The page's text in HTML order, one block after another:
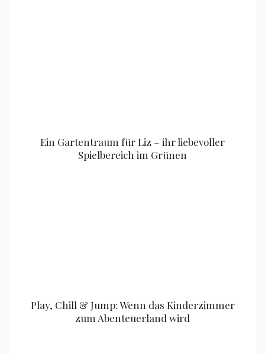
Ein Gartentraum für Liz – ihr liebevoller
Spielbereich im Grünen
Play, Chill & Jump: Wenn das Kinderzimmer
zum Abenteuerland wird